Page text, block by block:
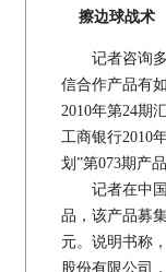
擦边球战术
记者咨询多
信合作产品有
2010年第24期
工商银行2010
划”第073期产品
记者在中国
品，该产品募
元。说明书称
股份有限公司